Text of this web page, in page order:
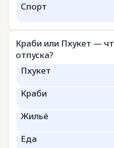
Спорт
Краби или Пхукет —
отпуска?
Пхукет
Краби
Жильё
Еда